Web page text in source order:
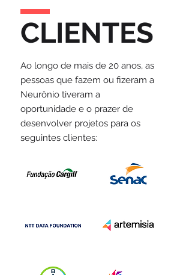
CLIENTES
Ao longo de mais de 20 anos, as
pessoas que fazem ou fizeram a
Neurônio tiveram a
oportunidade e o prazer de
desenvolver projetos para os
seguintes clientes: